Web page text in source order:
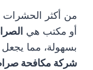
من أكثر
أو مكتب هي
بسهولة، مما
شركة مكافحة